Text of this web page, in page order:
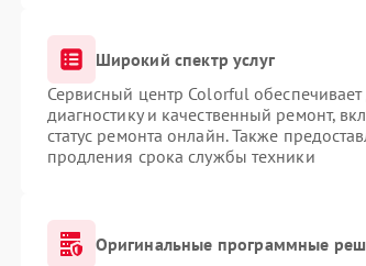
Широкий спектр услуг
Сервисный центр Colorful
диагностику и качественный ремонт,
статус ремонта онлайн. Также
продления срока службы техники
Оригинальные программные